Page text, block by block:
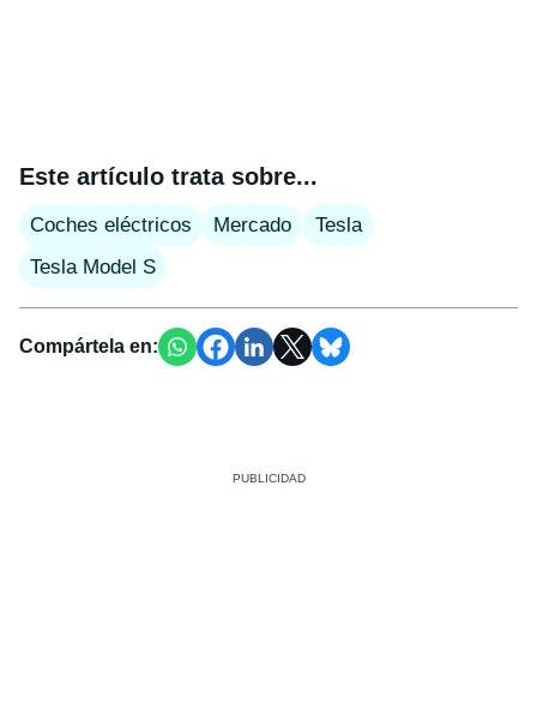
Este artículo trata sobre...
Coches eléctricos Mercado
Tesla
Tesla Model S
Compártela en: